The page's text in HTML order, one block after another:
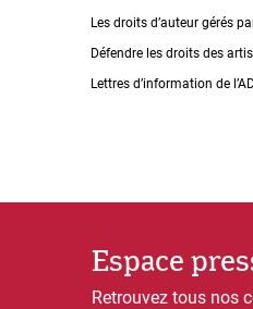
Les droits dʼauteur gérés
Défendre les droits des
Lettres dʼinformation de
Espace
Retrouvez tous nos